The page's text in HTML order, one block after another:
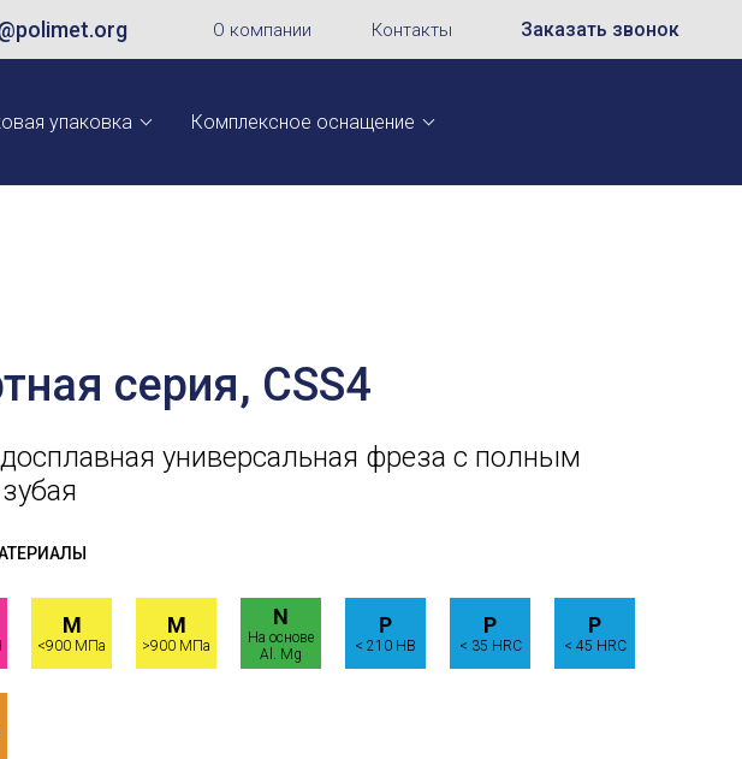
О компании Контакты Заказать звонок
упаковка Комплексное оснащение
серия, CSS4
универсальная фреза с полным
M
<900 МПа
M
>900 МПа
N
На основе
Al. Mg
P
< 210 HB
P
< 35 HRC
P
< 45 HRC